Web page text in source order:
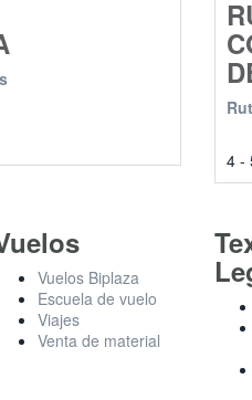
4 -
Vuelos Biplaza
Escuela de vuelo
Viajes
Venta de material